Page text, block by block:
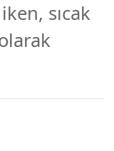
sıcak